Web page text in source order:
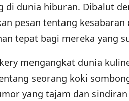
di dunia hiburan. Dibalut
pesan tentang
tepat bagi mereka yang
mengangkat dunia
seorang koki
yang tajam dan